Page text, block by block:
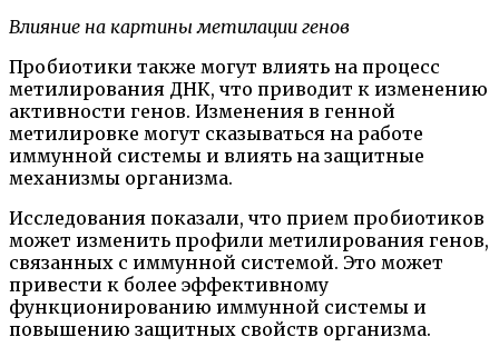
Влияние на картины метилации генов
Пробиотики также могут влиять на процесс
метилирования ДНК, что приводит к изменению
активности генов. Изменения в генной
метилировке могут сказываться на работе
иммунной системы и влиять на защитные
механизмы организма.
Исследования показали, что прием пробиотиков
может изменить профили метилирования генов,
связанных с иммунной системой. Это может
привести к более эффективному
функционированию иммунной системы и
повышению защитных свойств организма.